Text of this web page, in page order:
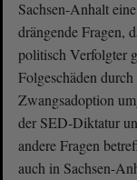
Sachsen-Anhalt
drängende Fragen,
politisch Verfolgter
Folgeschäden
Zwangsadoption
der SED-Diktatur
andere Fragen
auch in Sachsen-